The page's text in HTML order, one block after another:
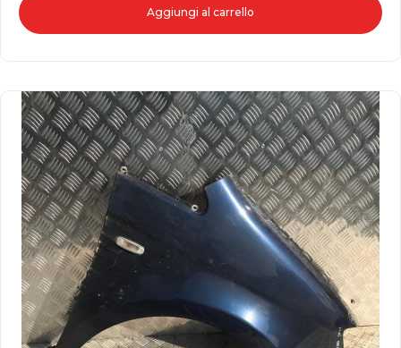
Aggiungi al carrello